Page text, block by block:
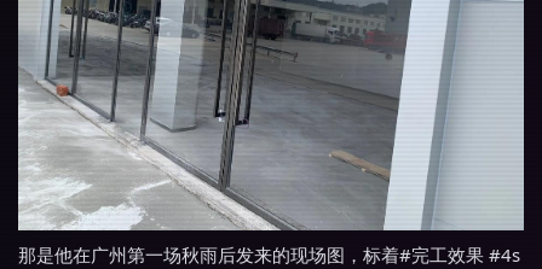
那是他在广州第一场秋雨后发来的现场图，标着#完工效果 #4s